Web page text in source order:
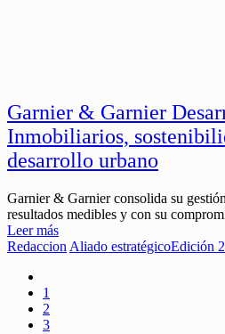
Garnier & Garnier
Inmobiliarios,
desarrollo urbano
Garnier & Garnier consolida su
resultados medibles y con su
Leer más
Redaccion Aliado estratégicoEdición
1
2
3